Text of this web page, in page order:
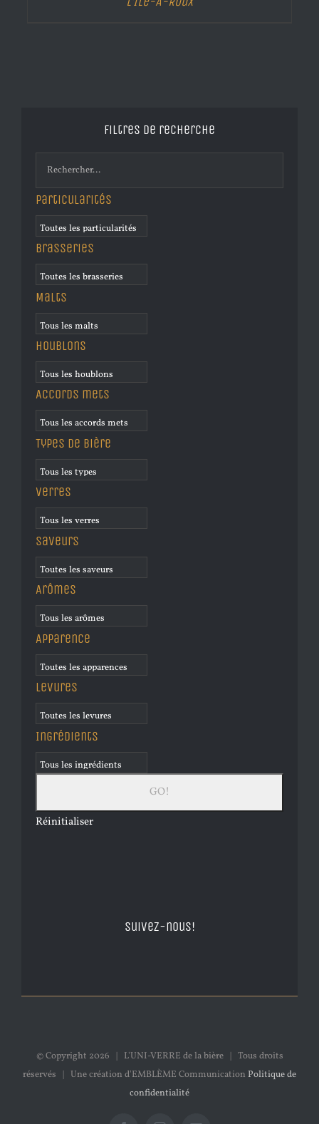
Filtres de recherche
Particularités
Brasseries
Malts
Houblons
Accords mets
Types de bière
Verres
Saveurs
Arômes
Apparence
Levures
Ingrédients
Réinitialiser
Suivez-nous!
© Copyright 2026 | L'UNI-VERRE de la bière | Tous droits
réservés | Une création d'EMBLÈME Communication Politique de
confidentialité